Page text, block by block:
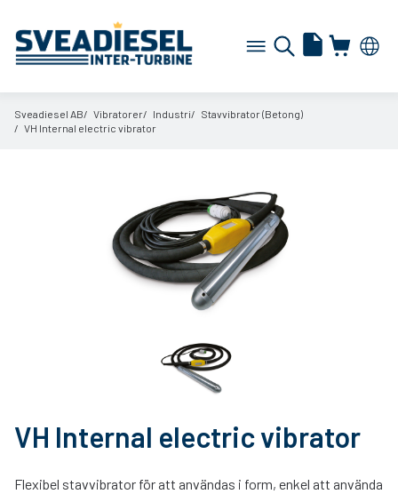
Sveadiesel AB Vibratorer Industri
Stavvibrator (Betong)
VH Internal electric vibrator
VH Internal electric vibrator
Flexibel stavvibrator för att användas i form, enkel att använda